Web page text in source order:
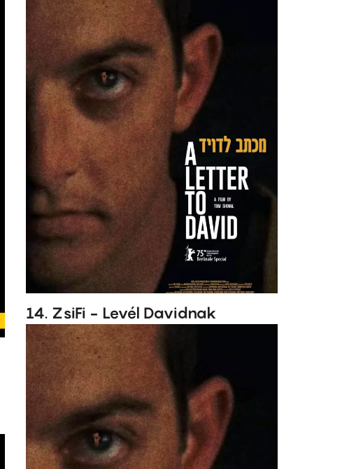
14. ZsiFi - Levél Davidnak